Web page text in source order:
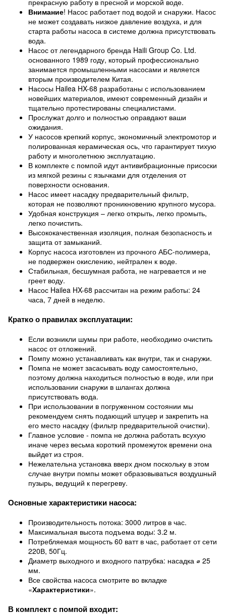
прекрасную работу в пресной и морской воде.
Внимание! Насос работает под водой и снаружи. Насос
не может создавать низкое давление воздуха, и для
старта работы насоса в системе должна присутствовать
вода.
Насос от легендарного бренда Haili Group Co. Ltd.
основанного 1989 году, который профессионально
занимается промышленными насосами и является
вторым производителем Китая.
Насосы Hailea HX-68 разработаны с использованием
новейших материалов, имеют современный дизайн и
тщательно протестированы специалистами.
Прослужат долго и полностью оправдают ваши
ожидания.
У насосов крепкий корпус, экономичный электромотор и
полированная керамическая ось, что гарантирует тихую
работу и многолетнюю эксплуатацию.
В комплекте с помпой идут антивибрационные присоски
из мягкой резины с язычками для отделения от
поверхности основания.
Насос имеет насадку предварительный фильтр,
которая не позволяют проникновению крупного мусора.
Удобная конструкция – легко открыть, легко промыть,
легко почистить.
Высококачественная изоляция, полная безопасность и
защита от замыканий.
Корпус насоса изготовлен из прочного АБС-полимера,
не подвержен окислению, нейтрален к воде.
Стабильная, бесшумная работа, не нагревается и не
греет воду.
Насос Hailea HX-68 рассчитан на режим работы: 24
часа, 7 дней в неделю.
Кратко о правилах эксплуатации:
Если возникли шумы при работе, необходимо очистить
насос от отложений.
Помпу можно устанавливать как внутри, так и снаружи.
Помпа не может засасывать воду самостоятельно,
поэтому должна находиться полностью в воде, или при
использовании снаружи в шлангах должна
присутствовать вода.
При использовании в погруженном состоянии мы
рекомендуем снять подающий штуцер и закрепить на
его место насадку (фильтр предварительной очистки).
Главное условие - помпа не должна работать всухую
иначе через весьма короткий промежуток времени она
выйдет из строя.
Нежелательна установка вверх дном поскольку в этом
случае внутри помпы может образовываться воздушный
пузырь, ведущий к перегреву.
Основные характеристики насоса:
Производительность потока: 3000 литров в час.
Максимальная высота подъема воды: 3.2 м.
Потребляемая мощность 60 ватт в час, работает от сети
220В, 50Гц.
Диаметр выходного и входного патрубка: насадка ⌀ 25
мм.
Все свойства насоса смотрите во вкладке
«Характеристики».
В комплект с помпой входит: